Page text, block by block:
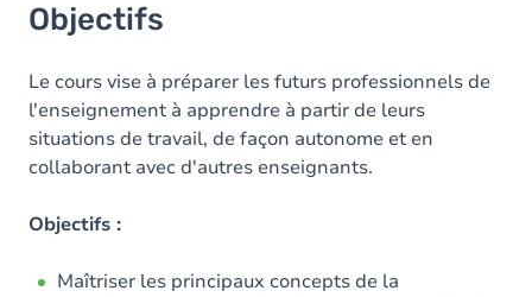
Exercices
Objectifs
Le cours vise à préparer les futurs professionnels de
l'enseignement à apprendre à partir de leurs
situations de travail, de façon autonome et en
collaborant avec d'autres enseignants.
Objectifs :
Maîtriser les principaux concepts de la